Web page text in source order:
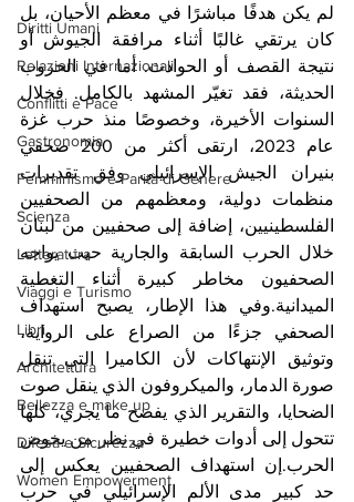
Diritti Umani
Relazioni Internazionali
Conflitti e Pace
Gastronomia
Femminismo e Parità di Genere
Scienza
Letteratura
Viaggi e Turismo
Libri
Architettura
Bellezza e make up
Difesa e Sicurezza
Women Empowerment
كان يرتقي غالبًا أثناء مرافقة الجيوش أو
نتيجة القصف أو الحوادث. أما في الحروب
عام 2023، ارتقى أكثر من 200 صحفي
بنيران الجيش الإسرائيلي وفق تقديرات
الفلسطينيين، إضافة إلى صحفيين من لبنان
خلال الحرب السابقة والجارية حيث يواجه
الصحفي جزءًا من الصراع على الرواية،
الضحايا، والتقرير الذي يفضح ما يجري، كلها
تتحول إلى أدوات خطيرة في نظر من يخوض
حد كبير مدى الألم الإسرائيلي في حرب